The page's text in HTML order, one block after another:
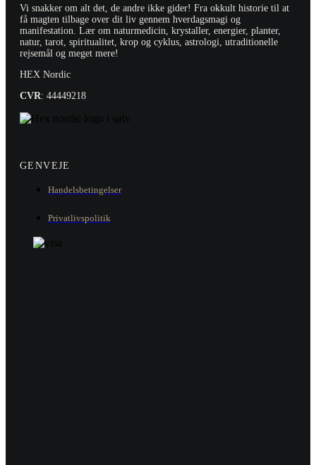
Vi snakker om alt det, de andre ikke gider! Fra okkult historie til at
få magten tilbage over dit liv gennem hverdagsmagi og
manifestation. Lær om naturmedicin, krystaller, energier, planter,
natur, tarot, spiritualitet, krop og cyklus, astrologi, utraditionelle
rejsemål og meget mere!
HEX Nordic
CVR: 44449218
GENVEJE
Handelsbetingelser
Privatlivspolitik